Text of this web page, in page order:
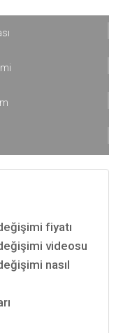
fiyatı
videosu
nasıl